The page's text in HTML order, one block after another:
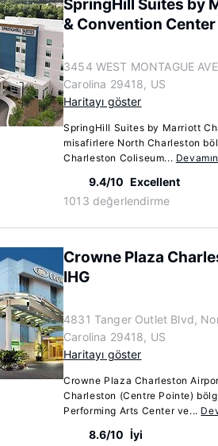
SpringHill Suites by
& Convention Center
3454 WEST MONTAGUE
Carolina 29418, US
Haritayı göster
SpringHill Suites by Marriott
misafirlere North Charleston
Charleston Coliseum...
9.4/10 Excellent
1013 değerlendirme
Crowne Plaza
IHG
4831 Tanger Outlet Blvd,
Carolina 29418, US
Haritayı göster
Crowne Plaza Charleston
Charleston (Centre Pointe)
Performing Arts Center ve...
8.6/10 İyi